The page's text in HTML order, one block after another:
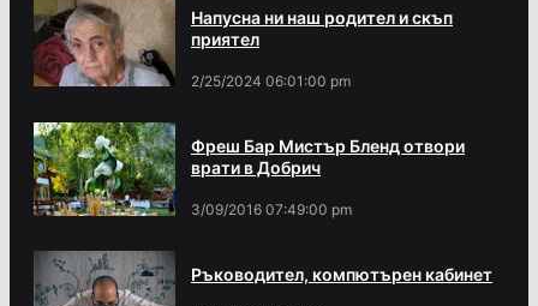
Напусна ни наш родител и скъп
приятел
2/25/2024 06:01:00 pm
Фреш Бар Мистър Бленд отвори
врати в Добрич
3/09/2016 07:49:00 pm
Ръководител, компютърен кабинет